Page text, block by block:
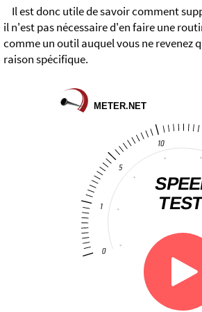
Il est donc utile de savoir comment
il n'est pas nécessaire d'en faire une
comme un outil auquel vous ne revenez
raison spécifique.